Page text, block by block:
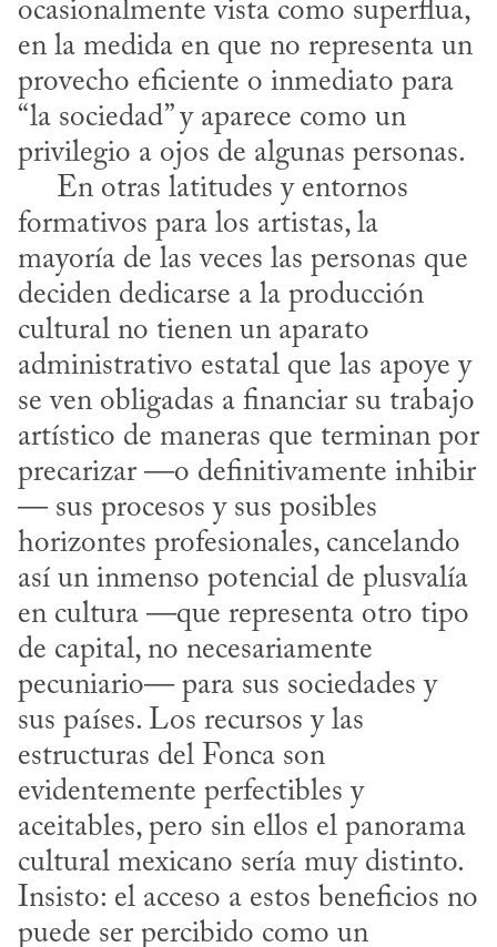
ocasionalmente vista como superflua,
en la medida en que no representa un
provecho eficiente o inmediato para
“la sociedad” y aparece como un
privilegio a ojos de algunas personas.
formativos para los artistas, la
mayoría de las veces las personas que
deciden dedicarse a la producción
cultural no tienen un aparato
administrativo estatal que las apoye y
se ven obligadas a financiar su trabajo
artístico de maneras que terminan por
precarizar —o definitivamente inhibir
— sus procesos y sus posibles
horizontes profesionales, cancelando
así un inmenso potencial de plusvalía
en cultura —que representa otro tipo
de capital, no necesariamente
pecuniario— para sus sociedades y
sus países. Los recursos y las
estructuras del Fonca son
evidentemente perfectibles y
aceitables, pero sin ellos el panorama
cultural mexicano sería muy distinto.
Insisto: el acceso a estos beneficios no
puede ser percibido como un